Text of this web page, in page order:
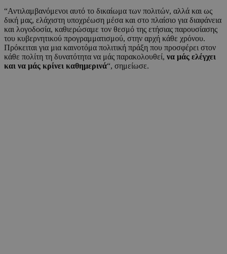
“Αντιλαμβανόμενοι αυτό το δικαίωμα των πολιτών, αλλά και ως
δική μας, ελάχιστη υποχρέωση μέσα και στο πλαίσιο για διαφάνεια
και λογοδοσία, καθιερώσαμε τον θεσμό της ετήσιας παρουσίασης
του κυβερνητικού προγραμματισμού, στην αρχή κάθε χρόνου.
Πρόκειται για μια καινοτόμα πολιτική πράξη που προσφέρει στον
κάθε πολίτη τη δυνατότητα να μάς παρακολουθεί, να μάς ελέγχει
και να μάς κρίνει καθημερινά“, σημείωσε.